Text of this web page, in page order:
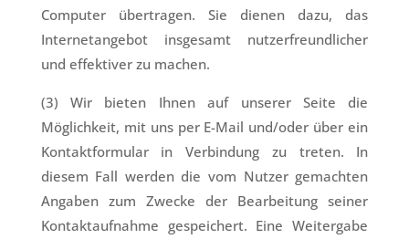
Computer übertragen. Sie dienen dazu, das
Internetangebot insgesamt nutzerfreundlicher
und effektiver zu machen.
(3) Wir bieten Ihnen auf unserer Seite die
Möglichkeit, mit uns per E-Mail und/oder über ein
Kontaktformular in Verbindung zu treten. In
diesem Fall werden die vom Nutzer gemachten
Angaben zum Zwecke der Bearbeitung seiner
Kontaktaufnahme gespeichert. Eine Weitergabe